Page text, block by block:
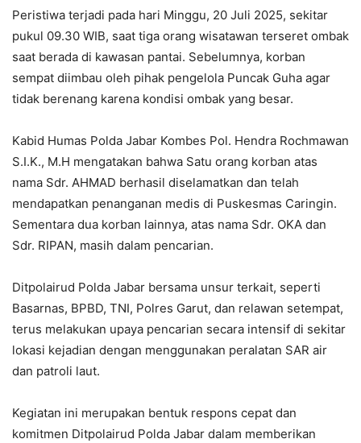
Peristiwa terjadi pada hari Minggu, 20 Juli 2025, sekitar
pukul 09.30 WIB, saat tiga orang wisatawan terseret ombak
saat berada di kawasan pantai. Sebelumnya, korban
sempat diimbau oleh pihak pengelola Puncak Guha agar
tidak berenang karena kondisi ombak yang besar.
Kabid Humas Polda Jabar Kombes Pol. Hendra Rochmawan
S.I.K., M.H mengatakan bahwa Satu orang korban atas
nama Sdr. AHMAD berhasil diselamatkan dan telah
mendapatkan penanganan medis di Puskesmas Caringin.
Sementara dua korban lainnya, atas nama Sdr. OKA dan
Sdr. RIPAN, masih dalam pencarian.
Ditpolairud Polda Jabar bersama unsur terkait, seperti
Basarnas, BPBD, TNI, Polres Garut, dan relawan setempat,
terus melakukan upaya pencarian secara intensif di sekitar
lokasi kejadian dengan menggunakan peralatan SAR air
dan patroli laut.
Kegiatan ini merupakan bentuk respons cepat dan
komitmen Ditpolairud Polda Jabar dalam memberikan